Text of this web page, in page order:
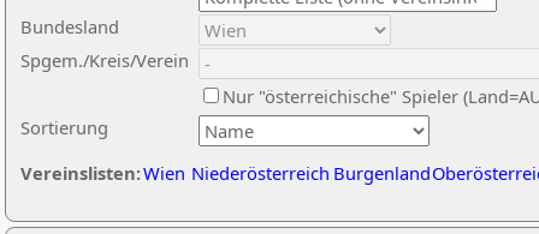
Sortierung
Bundesland
Spgem./Kreis/Verein
Nur "österreichische" Spieler
Vereinslisten:Wien Niederösterreich Burgenland